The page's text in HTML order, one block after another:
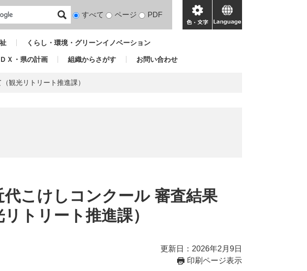
検
対
すべて ページ PDF
色・
文
language
くらし・環境・グリーンイノベーション
Ｘ・県の計画 組織からさがす お問い合わせ
観光リトリート推進課）
代こけしコンクール 審査結果
トリート推進課）
更新日：2026年2月9日
印刷ページ表示